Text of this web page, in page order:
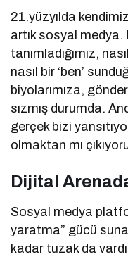
21.yüzyılda
artık sosyal medya.
tanımladığımız,
nasıl bir ‘ben’
biyolarımıza,
sızmış durumda.
gerçek bizi
olmaktan mı
Dijital
Sosyal medya
yaratma” gücü
kadar tuzak da